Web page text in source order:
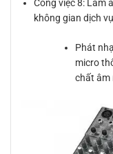
Công việc 8: Làm
không gian dịch vụ
Phát
micro
chất âm